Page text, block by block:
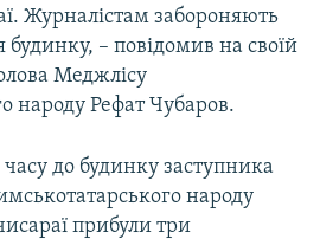
Журналістам забороняють
будинку, – повідомив на своїй
Меджлісу
народу Рефат Чубаров.
до будинку заступника
народу
прибули три